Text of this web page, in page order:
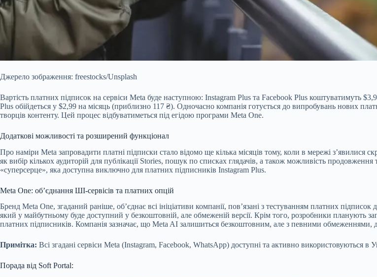
Джерело зображення: freestocks/Unsplash
Вартість платних підписок на сервіси Meta буде наступною: Instagram Plus та Facebook Plus коштуватимуть
Plus обійдеться у $2,99 на місяць (приблизно 117 ₴). Одночасно компанія готується до випробувань нових
творців контенту. Цей процес відбуватиметься під егідою програми Meta One.
Додаткові можливості та розширений функціонал
Про наміри Meta запровадити платні підписки стало відомо ще кілька місяців тому, коли в мережі з’явилися
як вибір кількох аудиторій для публікації Stories, пошук по списках глядачів, а також можливість
«суперсерце», яка доступна виключно для платних підписників Instagram Plus.
Meta One: об’єднання ШІ-сервісів та платних опцій
Бренд Meta One, згаданий раніше, об’єднає всі ініціативи компанії, пов’язані з тестуванням платних
який у майбутньому буде доступний у безкоштовній, але обмеженій версії. Крім того, розробники планують
платних підписників. Компанія зазначає, що Meta AI залишиться безкоштовним, але з певними обмеженнями,
Примітка: Всі згадані сервіси Meta (Instagram, Facebook, WhatsApp) доступні та активно використовуються в
Порада від Soft Portal: